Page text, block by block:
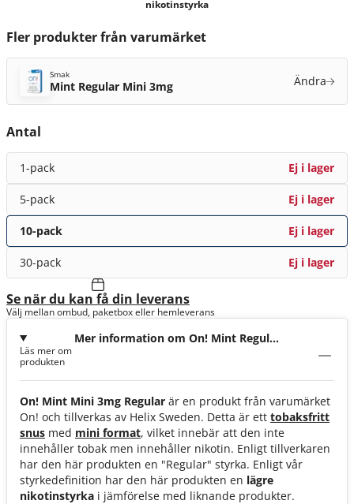
nikotinstyrka
Fler produkter från varumärket
Smak
Mint Regular Mini 3mg Ändra
Antal
1-pack Ej i lager
5-pack Ej i lager
10-pack Ej i lager
30-pack Ej i lager
Se när du kan få din leverans
Välj mellan ombud, paketbox eller hemleverans
Mer information om On! Mint Regular
Läs mer om
produkten
On! Mint Mini 3mg Regular är en produkt från varumärket
On! och tillverkas av Helix Sweden. Detta är ett tobaksfritt
snus med mini format, vilket innebär att den inte
innehåller tobak men innehåller nikotin. Enligt tillverkaren
har den här produkten en "Regular" styrka. Enligt vår
styrkedefinition har den här produkten en lägre
nikotinstyrka i jämförelse med liknande produkter.